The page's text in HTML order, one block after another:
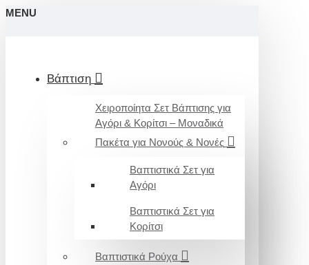
MENU
Βάπτιση
Χειροποίητα Σετ Βάπτισης για
Αγόρι & Κορίτσι – Μοναδικά
Πακέτα για Νονούς & Νονές
Βαπτιστικά Σετ για
Αγόρι
Βαπτιστικά Σετ για
Κορίτσι
Βαπτιστικά Ρούχα